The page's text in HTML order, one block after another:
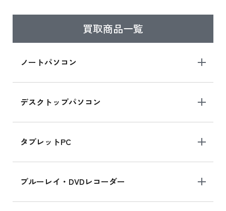
買取商品一覧
ノートパソコン
デスクトップパソコン
タブレットPC
ブルーレイ・DVDレコーダー
ら
iPad mini シリーズ 2024
iPad mini 8.3インチ の新品買取価格
iPhone 16 シリーズ
iPhone 16 の新品買取価格